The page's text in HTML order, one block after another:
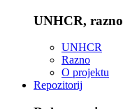
UNHCR, razno
UNHCR
Razno
O projektu
Repozitorij